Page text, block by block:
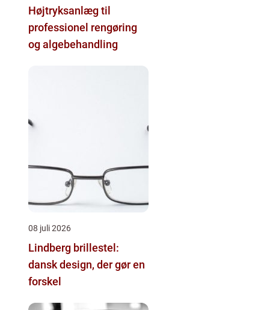
Højtryksanlæg til
professionel rengøring
og algebehandling
08 juli 2026
Lindberg brillestel:
dansk design, der gør en
forskel